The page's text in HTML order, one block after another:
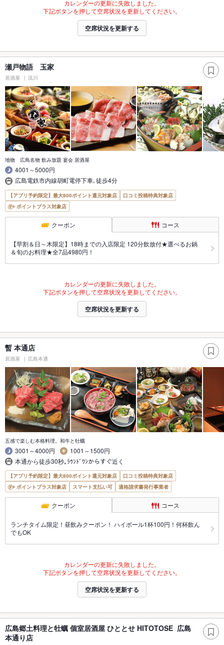
カレンダーの更新に失敗しました。
下記ボタンを押して空席状況を更新してください。
空席状況を更新する
瀬戸物語 玉家
居酒屋 流川
地物 広島名物 飲み放題 宴会 居酒屋
4001～5000円
広島電鉄市内線胡町電停下車､徒歩4分
【アプリ予約限定】最大800ポイント還元対象店
口コミ投稿特典対象店
ポイントプラス対象店
クーポン コース
【早割＆日～木限定】18時までの入店限定 120分飲放付★選べるお鍋
＆旬のお料理★全7品4980円！
カレンダーの更新に失敗しました。
下記ボタンを押して空席状況を更新してください。
空席状況を更新する
暫 本通店
居酒屋 広島本通
五感で楽しむ本格料理。和牛と牡蠣
3001～4000円
1001～1500円
本通から徒歩30秒｡ﾗｳﾝﾄﾞﾜﾝからすぐ近く
【アプリ予約限定】最大800ポイント還元対象店
口コミ投稿特典対象店
ポイントプラス対象店
スマート支払い可 適格請求書発行事業者
クーポン コース
ランチタイム限定！昼飲みクーポン！ ハイボール1杯100円！何杯飲ん
でもOK
カレンダーの更新に失敗しました。
下記ボタンを押して空席状況を更新してください。
空席状況を更新する
広島郷土料理と牡蠣 個室居酒屋 ひととせ HITOTOSE 広島
本通り店